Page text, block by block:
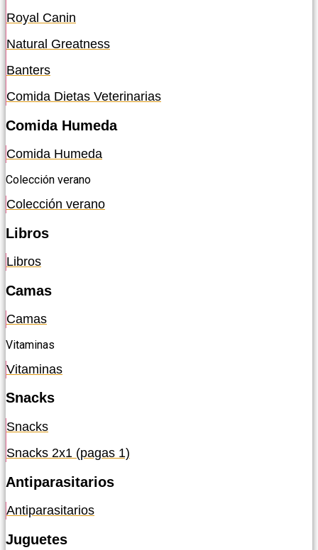
Royal Canin
Natural Greatness
Banters
Comida Dietas Veterinarias
Comida Humeda
Comida Humeda
Colección verano
Colección verano
Libros
Libros
Camas
Camas
Vitaminas
Vitaminas
Snacks
Snacks
Snacks 2x1 (pagas 1)
Antiparasitarios
Antiparasitarios
Juguetes